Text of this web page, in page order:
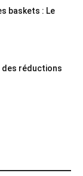
baskets : Le
des réductions